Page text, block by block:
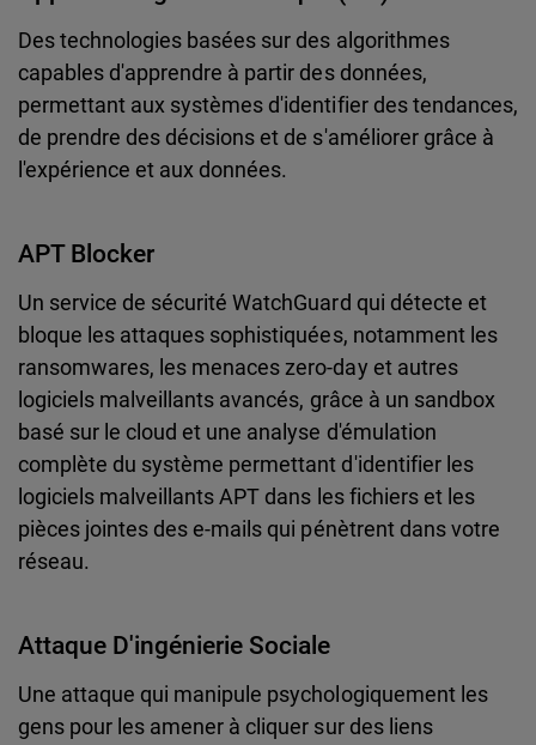
Des technologies basées sur des algorithmes
capables d'apprendre à partir des données,
permettant aux systèmes d'identifier des tendances,
de prendre des décisions et de s'améliorer grâce à
l'expérience et aux données.
APT Blocker
Un service de sécurité WatchGuard qui détecte et
bloque les attaques sophistiquées, notamment les
ransomwares, les menaces zero-day et autres
logiciels malveillants avancés, grâce à un sandbox
basé sur le cloud et une analyse d'émulation
complète du système permettant d'identifier les
logiciels malveillants APT dans les fichiers et les
pièces jointes des e-mails qui pénètrent dans votre
réseau.
Attaque D'ingénierie Sociale
Une attaque qui manipule psychologiquement les
gens pour les amener à cliquer sur des liens